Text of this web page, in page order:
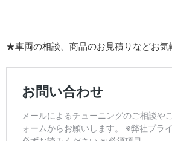
★車両の相談、商品のお見積りなどお気